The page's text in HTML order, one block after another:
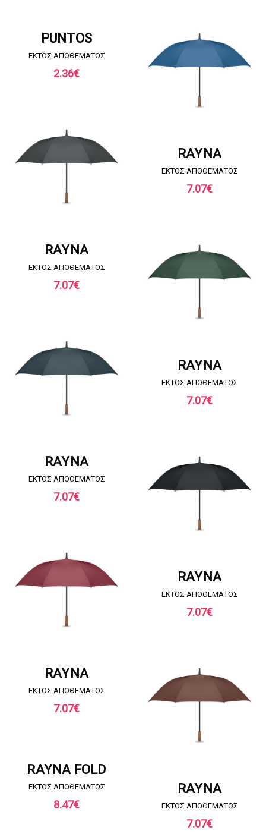
PUNTOS
EKTOΣ ΑΠΟΘΕΜΑΤΟΣ
2.36€
RAYNA
EKTOΣ ΑΠΟΘΕΜΑΤΟΣ
7.07€
RAYNA
EKTOΣ ΑΠΟΘΕΜΑΤΟΣ
7.07€
RAYNA
EKTOΣ ΑΠΟΘΕΜΑΤΟΣ
7.07€
RAYNA
EKTOΣ ΑΠΟΘΕΜΑΤΟΣ
7.07€
RAYNA
EKTOΣ ΑΠΟΘΕΜΑΤΟΣ
7.07€
RAYNA
EKTOΣ ΑΠΟΘΕΜΑΤΟΣ
7.07€
RAYNA
EKTOΣ ΑΠΟΘΕΜΑΤΟΣ
7.07€
RAYNA FOLD
EKTOΣ ΑΠΟΘΕΜΑΤΟΣ
8.47€